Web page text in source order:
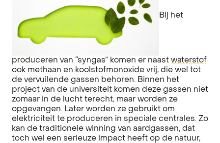
Bij het
produceren van “syngas” komen er naast waterstof
ook methaan en koolstofmonoxide vrij, die wel tot
de vervuilende gassen behoren. Binnen het
project van de universiteit komen deze gassen niet
zomaar in de lucht terecht, maar worden ze
opgevangen. Later worden ze gebruikt om
elektriciteit te produceren in speciale centrales. Zo
kan de traditionele winning van aardgassen, dat
toch wel een serieuze impact heeft op de natuur,